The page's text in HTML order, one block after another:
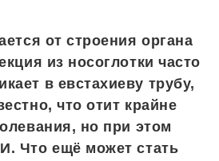
от строения органа
из носоглотки часто
в евстахиеву трубу,
что отит крайне
но при этом
Что ещё может стать